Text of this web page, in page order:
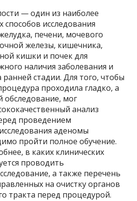
— один из наиболее
способов исследования
печени, мочевого
железы, кишечника,
кишки и почек для
наличия заболевания и
ранней стадии. Для того, чтобы
проходила гладко, а
мог
анализ
проведением
аденомы
пройти полное обучение.
в каких клинических
проводить
а также перечень
на очистку органов
тракта перед процедурой.